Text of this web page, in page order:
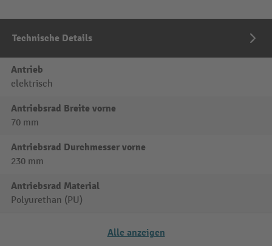
Technische Details
Antrieb
elektrisch
Antriebsrad Breite vorne
70 mm
Antriebsrad Durchmesser vorne
230 mm
Antriebsrad Material
Polyurethan (PU)
Alle anzeigen